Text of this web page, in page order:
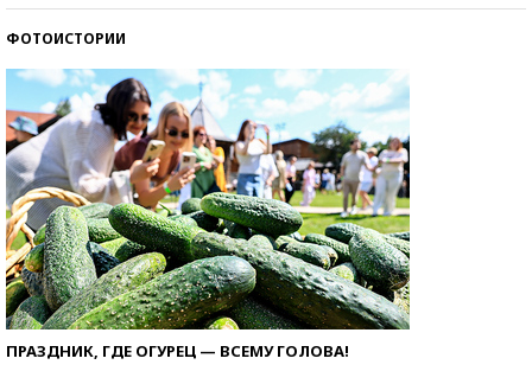
ФОТОИСТОРИИ
ПРАЗДНИК, ГДЕ ОГУРЕЦ — ВСЕМУ ГОЛОВА!